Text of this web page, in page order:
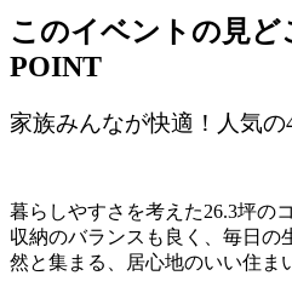
このイベントの見ど
POINT
家族みんなが快適！人気
暮らしやすさを考えた26.3坪の
収納のバランスも良く、毎日の
然と集まる、居心地のいい住ま